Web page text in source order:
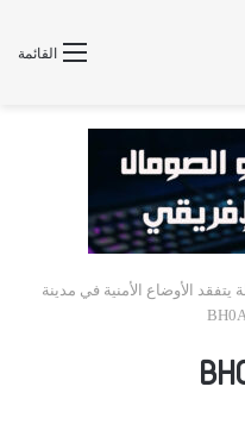
القائمة
الأوضاع الأمنية في مدينة